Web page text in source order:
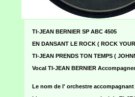
TI-JEAN BERNIER SP ABC 4505
EN DANSANT LE ROCK ( ROCK
TI-JEAN PRENDS TON TEMPS (
Vocal TI-JEAN BERNIER
Le nom de l' orchestre